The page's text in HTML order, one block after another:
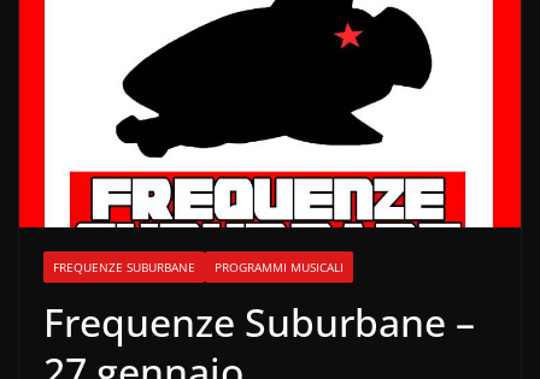
FREQUENZE SUBURBANE PROGRAMMI MUSICALI
Frequenze Suburbane –